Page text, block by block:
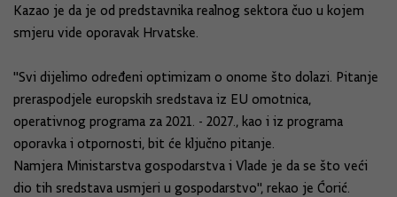
Kazao je da je od predstavnika realnog sektora čuo u kojem
smjeru vide oporavak Hrvatske.
"Svi dijelimo određeni optimizam o onome što dolazi. Pitanje
preraspodjele europskih sredstava iz EU omotnica,
operativnog programa za 2021. - 2027., kao i iz programa
oporavka i otpornosti, bit će ključno pitanje.
Namjera Ministarstva gospodarstva i Vlade je da se što veći
dio tih sredstava usmjeri u gospodarstvo", rekao je Ćorić.